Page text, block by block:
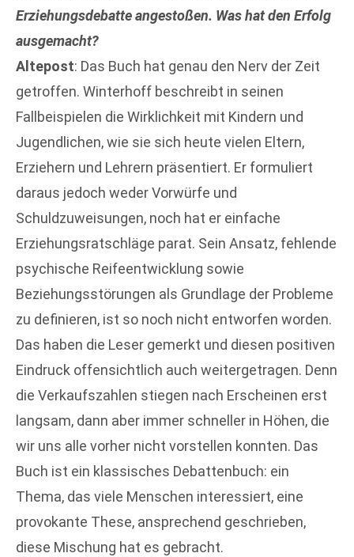
Erziehungsdebatte angestoßen. Was hat den Erfolg
ausgemacht?
Altepost: Das Buch hat genau den Nerv der Zeit
getroffen. Winterhoff beschreibt in seinen
Fallbeispielen die Wirklichkeit mit Kindern und
Jugendlichen, wie sie sich heute vielen Eltern,
Erziehern und Lehrern präsentiert. Er formuliert
daraus jedoch weder Vorwürfe und
Schuldzuweisungen, noch hat er einfache
Erziehungsratschläge parat. Sein Ansatz, fehlende
psychische Reifeentwicklung sowie
Beziehungsstörungen als Grundlage der Probleme
zu definieren, ist so noch nicht entworfen worden.
Das haben die Leser gemerkt und diesen positiven
Eindruck offensichtlich auch weitergetragen. Denn
die Verkaufszahlen stiegen nach Erscheinen erst
langsam, dann aber immer schneller in Höhen, die
wir uns alle vorher nicht vorstellen konnten. Das
Buch ist ein klassisches Debattenbuch: ein
Thema, das viele Menschen interessiert, eine
provokante These, ansprechend geschrieben,
diese Mischung hat es gebracht.